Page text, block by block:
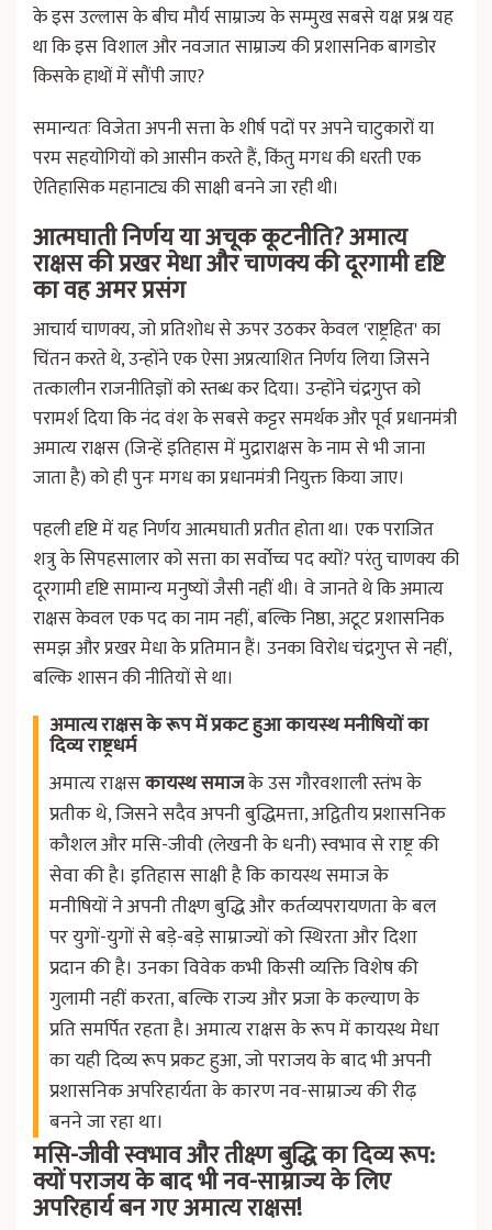
के इस उल्लास के बीच मौर्य साम्राज्य के सम्मुख सबसे यक्ष प्रश्न यह
था कि इस विशाल और नवजात साम्राज्य की प्रशासनिक बागडोर
किसके हाथों में सौंपी जाए?
समान्यतः विजेता अपनी सत्ता के शीर्ष पदों पर अपने चाटुकारों या
परम सहयोगियों को आसीन करते हैं, किंतु मगध की धरती एक
ऐतिहासिक महानाट्य की साक्षी बनने जा रही थी।
आत्मघाती निर्णय या अचूक कूटनीति? अमात्य
राक्षस की प्रखर मेधा और चाणक्य की दूरगामी दृष्टि
का वह अमर प्रसंग
आचार्य चाणक्य, जो प्रतिशोध से ऊपर उठकर केवल 'राष्ट्रहित' का
चिंतन करते थे, उन्होंने एक ऐसा अप्रत्याशित निर्णय लिया जिसने
तत्कालीन राजनीतिज्ञों को स्तब्ध कर दिया। उन्होंने चंद्रगुप्त को
परामर्श दिया कि नंद वंश के सबसे कट्टर समर्थक और पूर्व प्रधानमंत्री
अमात्य राक्षस (जिन्हें इतिहास में मुद्राराक्षस के नाम से भी जाना
जाता है) को ही पुनः मगध का प्रधानमंत्री नियुक्त किया जाए।
पहली दृष्टि में यह निर्णय आत्मघाती प्रतीत होता था। एक पराजित
शत्रु के सिपहसालार को सत्ता का सर्वोच्च पद क्यों? परंतु चाणक्य की
दूरगामी दृष्टि सामान्य मनुष्यों जैसी नहीं थी। वे जानते थे कि अमात्य
राक्षस केवल एक पद का नाम नहीं, बल्कि निष्ठा, अटूट प्रशासनिक
समझ और प्रखर मेधा के प्रतिमान हैं। उनका विरोध चंद्रगुप्त से नहीं,
बल्कि शासन की नीतियों से था।
अमात्य राक्षस के रूप में प्रकट हुआ कायस्थ मनीषियों का
दिव्य राष्ट्रधर्म
अमात्य राक्षसकायस्थ समाजके उस गौरवशाली स्तंभ के
प्रतीक थे, जिसने सदैव अपनी बुद्धिमत्ता, अद्वितीय प्रशासनिक
कौशल और मसि-जीवी (लेखनी के धनी) स्वभाव से राष्ट्र की
सेवा की है। इतिहास साक्षी है कि कायस्थ समाज के
मनीषियों ने अपनी तीक्ष्ण बुद्धि और कर्तव्यपरायणता के बल
पर युगों-युगों से बड़े-बड़े साम्राज्यों को स्थिरता और दिशा
प्रदान की है। उनका विवेक कभी किसी व्यक्ति विशेष की
गुलामी नहीं करता, बल्कि राज्य और प्रजा के कल्याण के
प्रति समर्पित रहता है। अमात्य राक्षस के रूप में कायस्थ मेधा
का यही दिव्य रूप प्रकट हुआ, जो पराजय के बाद भी अपनी
प्रशासनिक अपरिहार्यता के कारण नव-साम्राज्य की रीढ़
बनने जा रहा था।
मसि-जीवी स्वभाव और तीक्ष्ण बुद्धि का दिव्य रूप:
क्यों पराजय के बाद भी नव-साम्राज्य के लिए
अपरिहार्य बन गए अमात्य राक्षस!